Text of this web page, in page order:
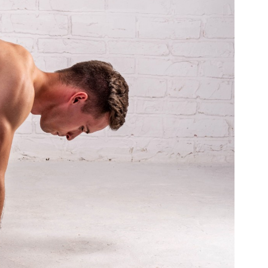
По результатам исследований, за 7
силу на 12%.
ваших целей и физической подготовки.
сбросить 2-4 кг и развить силу, особенно
карт вы можете на сайте и уточнить цены у
TRX рекомендуем пройти консультацию
здоровья в нашем клубе, а также обратиться к
программы тренировок. Начните занятия 2-3
к цели.